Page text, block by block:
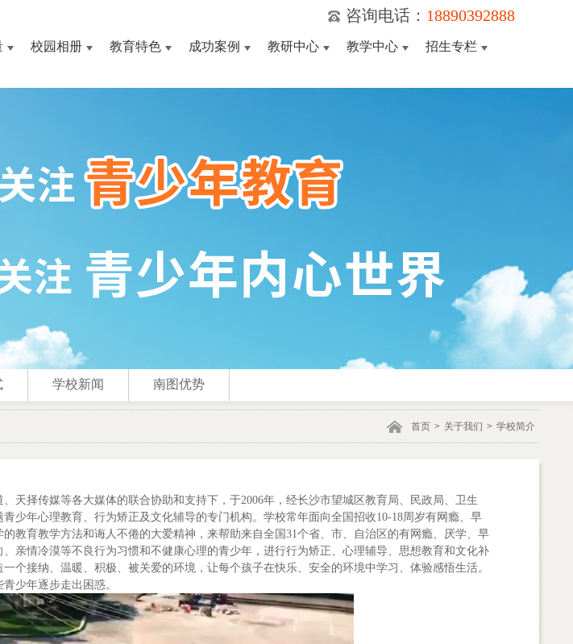
校园相册 教育特色 成功案例 教研中心 教学中心 招生专栏
咨询电话： 18890392888
学校新闻 南图优势
首页 > 关于我们 > 学校简介
天择传媒等各大媒体的联合协助和支持下，于2006年，经长沙市望城区教育局、民政局、卫生
少年心理教育、行为矫正及文化辅导的专门机构。学校常年面向全国招收10-18周岁有网瘾、早
教育教学方法和诲人不倦的大爱精神，来帮助来自全国31个省、市、自治区的有网瘾、厌学、早
亲情冷漠等不良行为习惯和不健康心理的青少年，进行行为矫正、心理辅导、思想教育和文化补
接纳、温暖、积极、被关爱的环境，让每个孩子在快乐、安全的环境中学习、体验感悟生活。
少年逐步走出困惑。